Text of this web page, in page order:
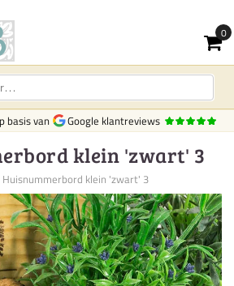
basis van Google klantreviews
klein 'zwart' 3
Huisnummerbord klein 'zwart' 3